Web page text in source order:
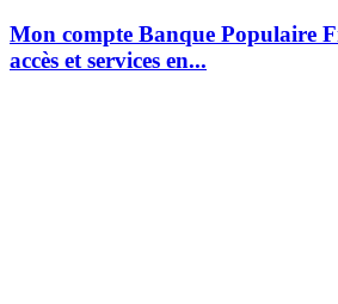
Mon compte Banque Populaire
accès et services en...